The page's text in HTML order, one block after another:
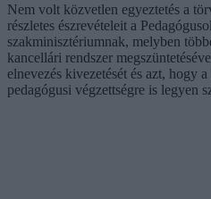
Nem volt közvetlen egyeztetés a
részletes észrevételeit a
szakminisztériumnak, melyben
kancellári rendszer
elnevezés kivezetését és azt, hogy
pedagógusi végzettségre is legyen